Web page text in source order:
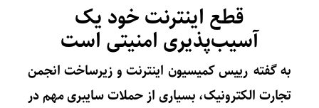
قطع اینترنت خود یک
آسیب‌پذیری امنیتی است
به گفته رییس کمیسیون اینترنت و زیرساخت انجمن
تجارت الکترونیک، بسیاری از حملات سایبری مهم در